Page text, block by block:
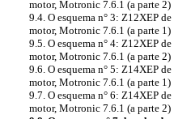
motor, Motronic 7.6.1 (a parte 2)
9.4. O esquema n° 3: Z12XEP de
motor, Motronic 7.6.1 (a parte 1)
9.5. O esquema n° 4: Z12XEP de
motor, Motronic 7.6.1 (a parte 2)
9.6. O esquema n° 5: Z14XEP de
motor, Motronic 7.6.1 (a parte 1)
9.7. O esquema n° 6: Z14XEP de
motor, Motronic 7.6.1 (a parte 2)